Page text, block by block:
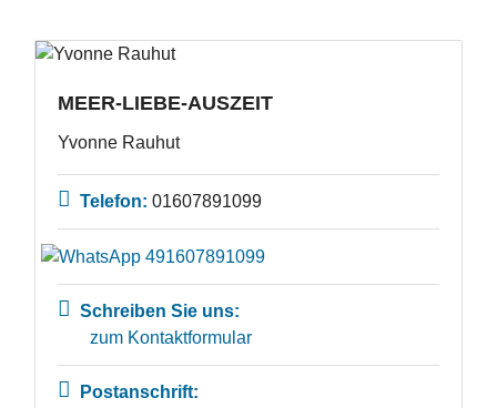
MEER-LIEBE-AUSZEIT
Yvonne Rauhut
Telefon: 01607891099
Schreiben Sie uns:
zum Kontaktformular
Postanschrift: